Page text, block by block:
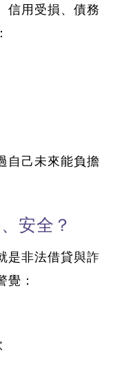
信用受損、債務
自己未來能負擔
安全？
是非法借貸與詐
：